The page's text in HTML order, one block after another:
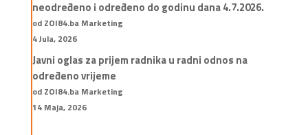
neodređeno i određeno do godinu dana 4.7.2026.
od ZOI84.ba Marketing
4 Jula, 2026
Javni oglas za prijem radnika u radni odnos na
određeno vrijeme
od ZOI84.ba Marketing
14 Maja, 2026